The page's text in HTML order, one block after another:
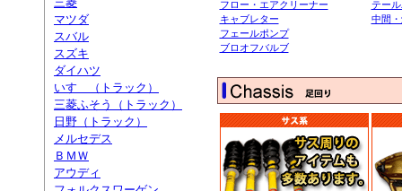
フロー・エアクリーナー
キャブレター
フェールポンプ
ブロオフバルブ
テー
中間
三菱
マツダ
スバル
スズキ
ダイハツ
いすゞ（トラック）
三菱ふそう（トラック）
日野（トラック）
メルセデス
ＢＭＷ
アウディ